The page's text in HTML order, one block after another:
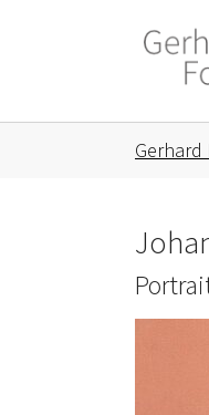
Show